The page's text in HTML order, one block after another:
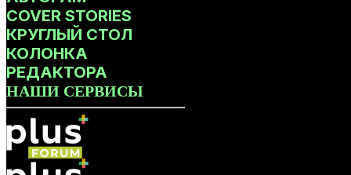
COVER STORIES
КРУГЛЫЙ СТОЛ
КОЛОНКА
РЕДАКТОРА
НАШИ СЕРВИСЫ